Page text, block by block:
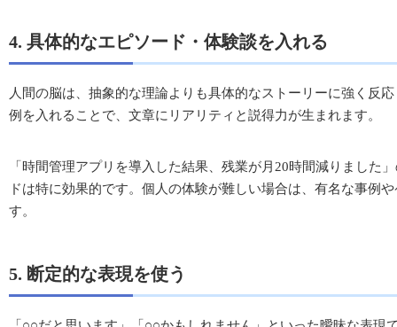
4. 具体的なエピソード・体験談を入れる
人間の脳は、抽象的な理論よりも具体的なストーリーに強く反
例を入れることで、文章にリアリティと説得力が生まれます。
「時間管理アプリを導入した結果、残業が月20時間減りました
ドは特に効果的です。個人の体験が難しい場合は、有名な事例
す。
5. 断定的な表現を使う